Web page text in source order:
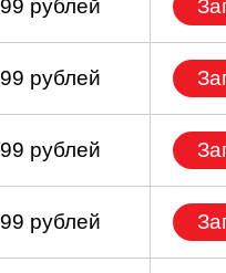
рублей
рублей
рублей
рублей